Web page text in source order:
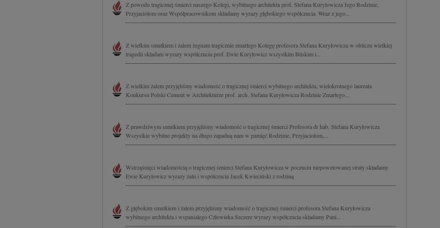
Z powodu tragicznej śmierci naszego Kolegi, wybitnego architekta prof. Stefana Kuryłowicza Jego Rodzinie,
Przyjaciołom oraz Współpracownikom składamy wyrazy głębokiego współczucia. Wraz z jego...
Z wielkim smutkiem i żalem żegnam tragicznie zmarłego Kolegę profesora Stefana Kuryłowicza w obliczu wielkiej
tragedii składam wyrazy współczucia prof. Ewie Kuryłowicz wszystkim Bliskim i...
Z wielkim żalem przyjęliśmy wiadomość o tragicznej śmierci wybitnego architekta, wielokrotnego laureata
Konkursu Polski Cement w Architekturze prof. arch. Stefana Kuryłowicza Rodzinie Zmarłego...
Z prawdziwym smutkiem przyjęliśmy wiadomość o tragicznej śmierci Profesora dr hab. Stefana Kuryłowicza
Wszystkie wybitne projekty na długo zapadną nam w pamięć Rodzinie, Przyjaciołom,...
Wstrząśnięci wiadomością o tragicznej śmierci Stefana Kuryłowicza w poczuciu niepowetowanej straty składamy
Ewie Kuryłowicz wyrazy żalu i współczucia Jacek Kwieciński z rodziną
Z głębokim smutkiem i żalem przyjęliśmy wiadomość o tragicznej śmierci profesora Stefana Kuryłowicza
wybitnego architekta i wspaniałego Człowieka Szczere wyrazy współczucia składamy Pani...